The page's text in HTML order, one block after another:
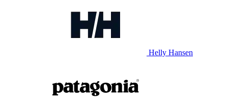
Helly Hansen